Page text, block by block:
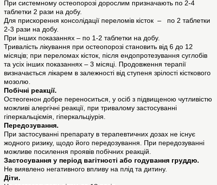
При системному остеопорозі дорослим призначають по 2-4
таблетки 2 рази на добу.
Для прискорення консолідації переломів кісток – по 2 таблетки
2-3 рази на добу.
При інших показаннях – по 1-2 таблетки на добу.
Тривалість лікування при остеопорозі становить від 6 до 12
місяців; при переломах кісток, після ендопротезування суглобів
та усіх інших показаннях – 3 місяці. Продовження терапії
визначається лікарем в залежності від ступеня зрілості кісткового
мозолю.
Побічні реакції.
Остеогенон добре переноситься, у осіб з підвищеною чутливістю
можливі алергічні реакції, при тривалому застосуванні
гіперкальціємія, гіперкальціурія.
Передозування.
При застосуванні препарату в терапевтичних дозах не існує
жодного ризику, щодо його передозування. При передозуванні
можливе посилення проявів побічних реакцій.
Застосування у період вагітності або годування груддю.
Не виявлено негативного впливу на плід та дитину.
Діти.